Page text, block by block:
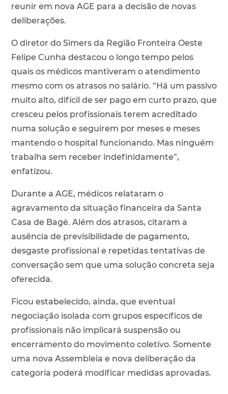
reunir em nova AGE para a decisão de novas
deliberações.
O diretor do Simers da Região Fronteira Oeste
Felipe Cunha destacou o longo tempo pelos
quais os médicos mantiveram o atendimento
mesmo com os atrasos no salário. “Há um passivo
muito alto, difícil de ser pago em curto prazo, que
cresceu pelos profissionais terem acreditado
numa solução e seguirem por meses e meses
mantendo o hospital funcionando. Mas ninguém
trabalha sem receber indefinidamente”,
enfatizou.
Durante a AGE, médicos relataram o
agravamento da situação financeira da Santa
Casa de Bagé. Além dos atrasos, citaram a
ausência de previsibilidade de pagamento,
desgaste profissional e repetidas tentativas de
conversação sem que uma solução concreta seja
oferecida.
Ficou estabelecido, ainda, que eventual
negociação isolada com grupos específicos de
profissionais não implicará suspensão ou
encerramento do movimento coletivo. Somente
uma nova Assembleia e nova deliberação da
categoria poderá modificar medidas aprovadas.